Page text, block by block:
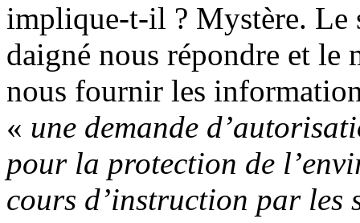
implique-t-il ? Mystère. Le
daigné nous répondre et le
nous fournir les
« une demande
pour la protection de
cours d’instruction par les